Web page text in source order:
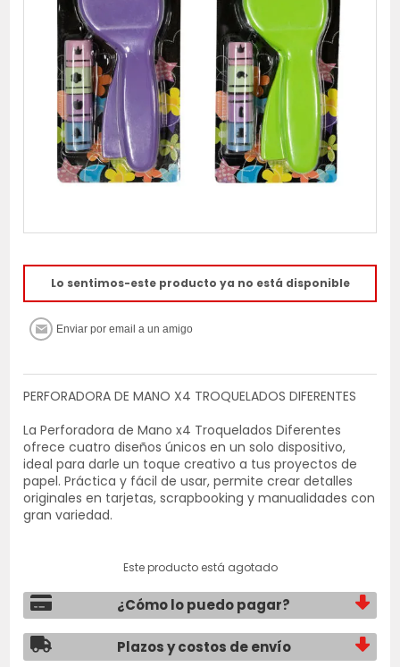
Lo sentimos-este producto ya no está disponible
PERFORADORA DE MANO X4 TROQUELADOS DIFERENTES
La Perforadora de Mano x4 Troquelados Diferentes
ofrece cuatro diseños únicos en un solo dispositivo,
ideal para darle un toque creativo a tus proyectos de
papel. Práctica y fácil de usar, permite crear detalles
originales en tarjetas, scrapbooking y manualidades con
gran variedad.
Este producto está agotado
¿Cómo lo puedo pagar?
Plazos y costos de envío